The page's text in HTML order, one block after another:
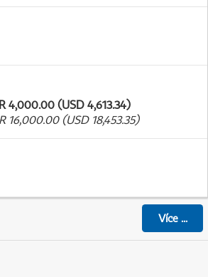
4,000.00 (USD 4,613.34)
16,000.00 (USD 18,453.35)
Více...